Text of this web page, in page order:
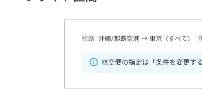
往路 沖縄/那覇空港→ 東京（すべて）
航空便の指定は「条件を変更す